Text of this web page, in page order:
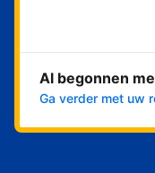
Nu
Al begonnen
Ga verder met uw